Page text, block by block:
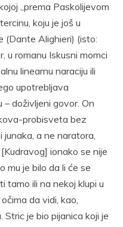
„prema Paskolijevom
koju je još u
(Dante Alighieri) (isto:
u romanu Iskusni momci
linearnu naraciju ili
upotrebljava
doživljeni govor. On
probisveta bez
a ne naratora,
ionako se nije
mu je bilo da li će se
tamo ili na nekoj klupi u
da vidi, kao,
Stric je bio pijanica koji je